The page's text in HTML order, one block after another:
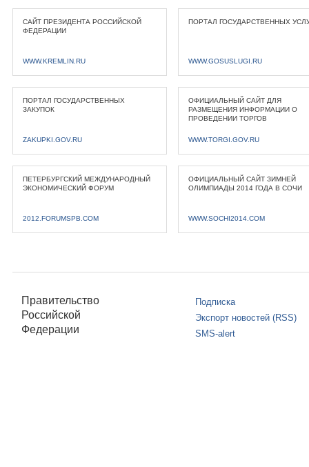
САЙТ ПРЕЗИДЕНТА РОССИЙСКОЙ
ФЕДЕРАЦИИ
WWW.KREMLIN.RU
ПОРТАЛ ГОСУДАРСТВЕННЫХ
WWW.GOSUSLUGI.RU
ПОРТАЛ ГОСУДАРСТВЕННЫХ
ЗАКУПОК
ZAKUPKI.GOV.RU
ОФИЦИАЛЬНЫЙ САЙТ ДЛЯ
РАЗМЕЩЕНИЯ ИНФОРМАЦИИ О
ПРОВЕДЕНИИ ТОРГОВ
WWW.TORGI.GOV.RU
ПЕТЕРБУРГСКИЙ МЕЖДУНАРОДНЫЙ
ЭКОНОМИЧЕСКИЙ ФОРУМ
2012.FORUMSPB.COM
ОФИЦИАЛЬНЫЙ САЙТ ЗИМНЕЙ
ОЛИМПИАДЫ 2014 ГОДА В СОЧИ
WWW.SOCHI2014.COM
Правительство
Российской
Федерации
Подписка
Экспорт новостей (RSS)
SMS-alert